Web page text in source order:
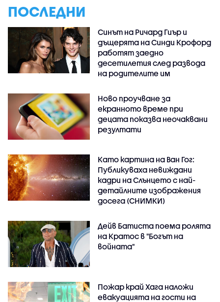
ПОСЛЕДНИ
Синът на Ричард Гиър и
дъщерята на Синди Крофорд
работят заедно
десетилетия след развода
на родителите им
Ново проучване за
екранното време при
децата показва неочаквани
резултати
Като картина на Ван Гог:
Публикуваха невиждани
кадри на Слънцето с най-
детайлните изображения
досега (СНИМКИ)
Дейв Батиста поема ролята
на Кратос в "Богът на
войната"
Пожар край Хага наложи
евакуацията на гости на